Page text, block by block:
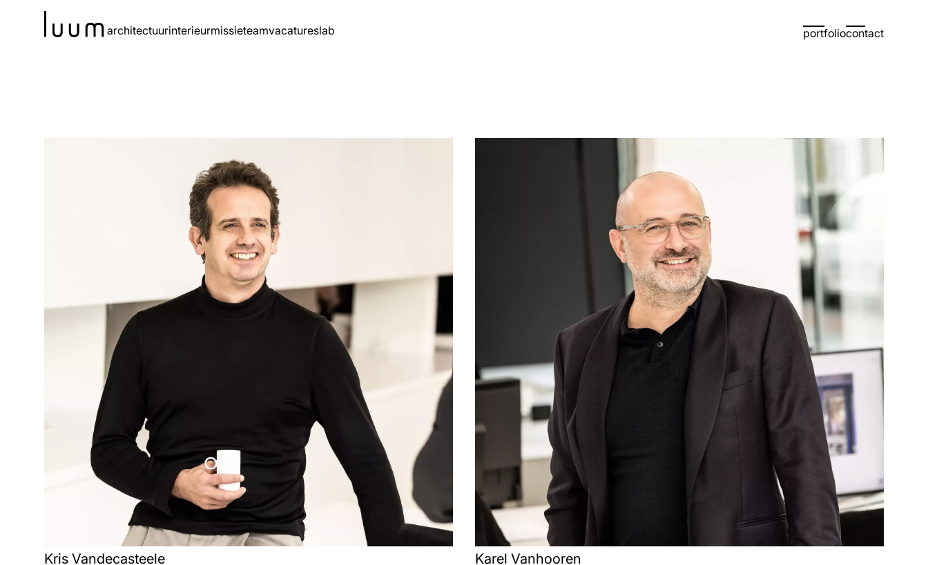
architectuurinterieurmissieteamvacatureslab portfoliocontact
Kris Vandecasteele Karel Vanhooren